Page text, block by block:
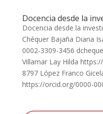
Docencia desde la
Docencia desde la
Chéquer Bajaña Diana
0002-3309-3456
Villamar Lay Hilda
8797 López Franco
https://orcid.org/0000-